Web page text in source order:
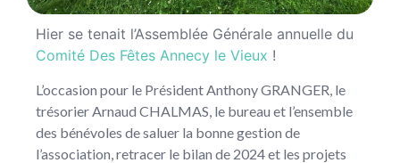
Hier se tenait l’Assemblée Générale annuelle du
Comité Des Fêtes Annecy le Vieux !
L’occasion pour le Président Anthony GRANGER, le
trésorier Arnaud CHALMAS, le bureau et l’ensemble
des bénévoles de saluer la bonne gestion de
l’association, retracer le bilan de 2024 et les projets